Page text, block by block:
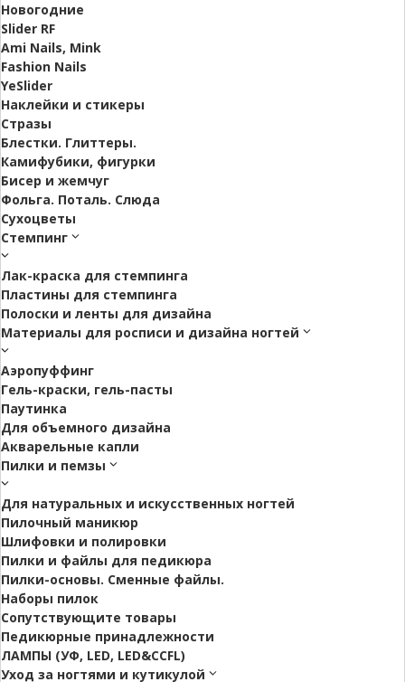
Новогодние
Slider RF
Ami Nails, Mink
Fashion Nails
YeSlider
Наклейки и стикеры
Стразы
Блестки. Глиттеры.
Камифубики, фигурки
Бисер и жемчуг
Фольга. Поталь. Слюда
Сухоцветы
Стемпинг
Лак-краска для стемпинга
Пластины для стемпинга
Полоски и ленты для дизайна
Материалы для росписи и дизайна ногтей
Аэропуффинг
Гель-краски, гель-пасты
Паутинка
Для объемного дизайна
Акварельные капли
Пилки и пемзы
Для натуральных и искусственных ногтей
Пилочный маникюр
Шлифовки и полировки
Пилки и файлы для педикюра
Пилки-основы. Сменные файлы.
Наборы пилок
Сопутствующите товары
Педикюрные принадлежности
ЛАМПЫ (УФ, LED, LED&CCFL)
Уход за ногтями и кутикулой